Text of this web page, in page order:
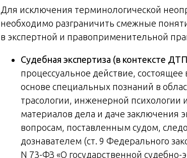
Для исключения терминологической
необходимо разграничить смежные
в экспертной и правоприменительной
Судебная экспертиза (в контексте
процессуальное действие,
основе специальных познаний в
трасологии, инженерной психологии
материалов дела и даче заключения
вопросам, поставленным судом,
дознавателем (ст. 9 Федерального
N 73-ФЗ «О государственной судебно-